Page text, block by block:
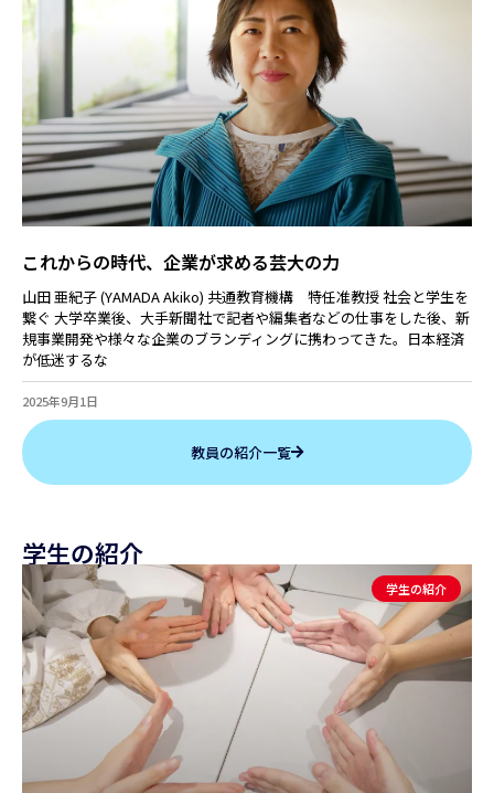
これからの時代、企業が求める芸大の力
山田 亜紀子 (YAMADA Akiko) 共通教育機構 特任准教授 社会と学生を
繋ぐ 大学卒業後、大手新聞社で記者や編集者などの仕事をした後、新
規事業開発や様々な企業のブランディングに携わってきた。日本経済
が低迷するな
2025年9月1日
教員の紹介一覧
学生の紹介
学生の紹介